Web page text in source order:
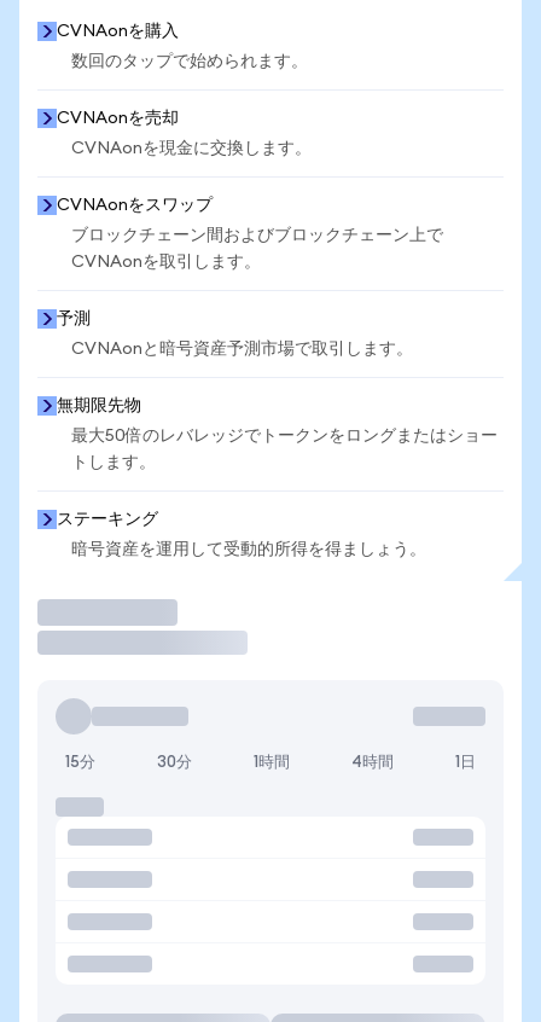
CVNAonを購入
数回のタップで始められます。
CVNAonを売却
CVNAonを現金に交換します。
CVNAonをスワップ
ブロックチェーン間およびブロックチェーン上で
CVNAonを取引します。
予測
CVNAonと暗号資産予測市場で取引します。
無期限先物
最大50倍のレバレッジでトークンをロングまたはショー
トします。
ステーキング
暗号資産を運用して受動的所得を得ましょう。
15分 30分 1時間 4時間 1日